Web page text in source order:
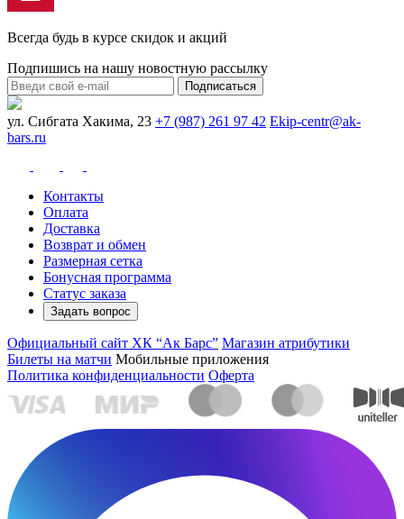
Всегда будь в курсе скидок и акций
Подпишись на нашу новостную рассылку
Подписаться
ул. Сибгата Хакима, 23 +7 (987) 261 97 42 Ekip-centr@ak-
bars.ru
Контакты
Оплата
Доставка
Возврат и обмен
Размерная сетка
Бонусная программа
Статус заказа
Задать вопрос
Официальный сайт ХК “Ак Барс” Магазин атрибутики
Билеты на матчи Мобильные приложения
Политика конфиденциальности Оферта